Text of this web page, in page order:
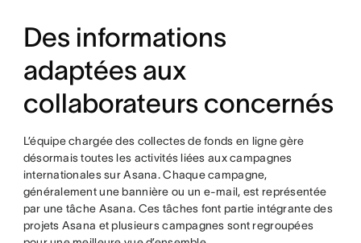
Des informations
adaptées aux
collaborateurs concernés
L’équipe chargée des collectes de fonds en ligne gère
désormais toutes les activités liées aux campagnes
internationales sur Asana. Chaque campagne,
généralement une bannière ou un e-mail, est représentée
par une tâche Asana. Ces tâches font partie intégrante des
projets Asana et plusieurs campagnes sont regroupées